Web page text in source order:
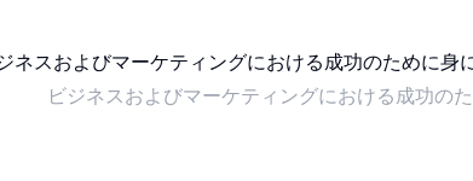
ビジネスおよびマーケティングにおける成功の